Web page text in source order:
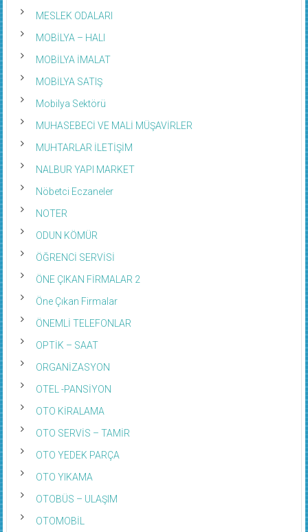
MESLEK ODALARI
MOBİLYA – HALI
MOBİLYA İMALAT
MOBİLYA SATIŞ
Mobilya Sektörü
MUHASEBECİ VE MALİ MÜŞAVİRLER
MUHTARLAR İLETİŞİM
NALBUR YAPI MARKET
Nöbetci Eczaneler
NOTER
ODUN KÖMÜR
ÖĞRENCİ SERVİSİ
ÖNE ÇIKAN FİRMALAR 2
Öne Çıkan Firmalar
ÖNEMLİ TELEFONLAR
OPTİK – SAAT
ORGANİZASYON
OTEL -PANSİYON
OTO KİRALAMA
OTO SERVİS – TAMİR
OTO YEDEK PARÇA
OTO YIKAMA
OTOBÜS – ULAŞIM
OTOMOBİL